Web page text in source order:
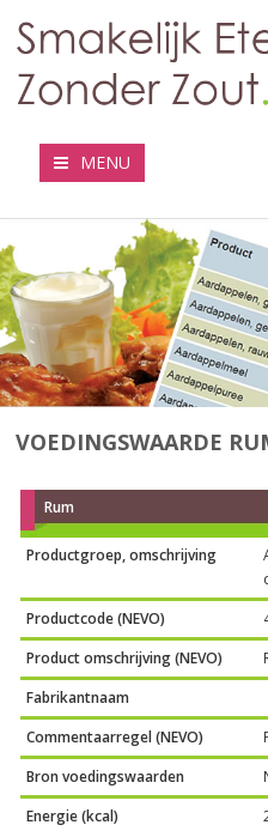
MENU
VOEDINGSWAARDE
Rum
Productgroep, omschrijving
Productcode (NEVO)
Product omschrijving (NEVO)
Fabrikantnaam
Commentaarregel (NEVO)
Bron voedingswaarden
Energie (kcal)